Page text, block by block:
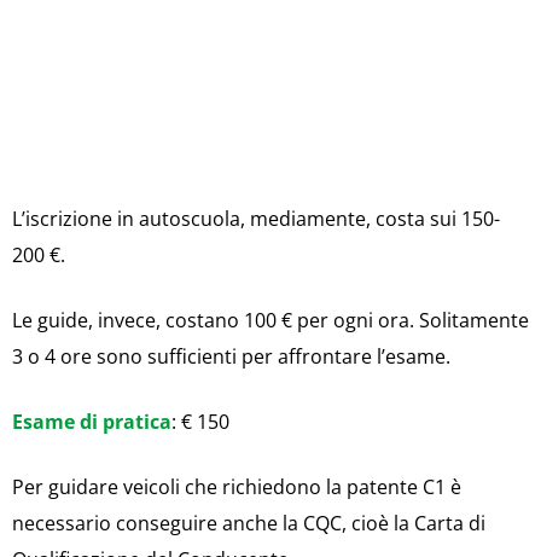
L’iscrizione in autoscuola, mediamente, costa sui 150-
200 €.
Le guide, invece, costano 100 € per ogni ora. Solitamente
3 o 4 ore sono sufficienti per affrontare l’esame.
Esame di pratica: € 150
Per guidare veicoli che richiedono la patente C1 è
necessario conseguire anche la CQC, cioè la Carta di